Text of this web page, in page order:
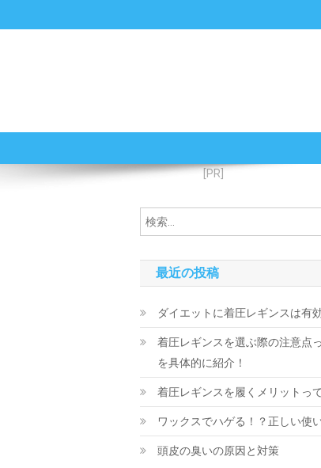
[PR]
最近の投稿
ダイエットに着圧レギンスは有
着圧レギンスを選ぶ際の注意点
を具体的に紹介！
着圧レギンスを履くメリットっ
ワックスでハゲる！？正しい使
頭皮の臭いの原因と対策